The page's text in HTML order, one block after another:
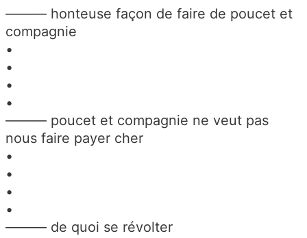
——— honteuse façon de faire de poucet et
compagnie
•
•
•
•
——— poucet et compagnie ne veut pas
nous faire payer cher
•
•
•
•
——— de quoi se révolter